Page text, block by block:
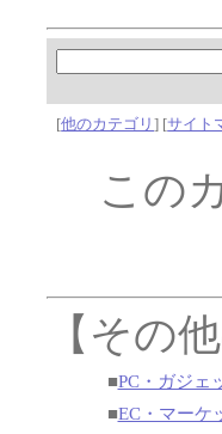
[他のカテゴリ] [サイト
この
【その
■PC・ガジェ
■EC・マーケ